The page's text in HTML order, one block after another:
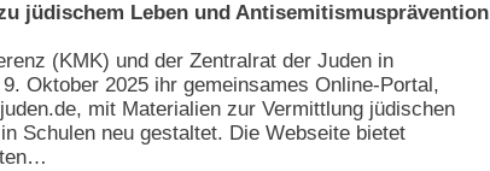
jüdischem Leben und Antisemitismusprävention
(KMK) und der Zentralrat der Juden in
Oktober 2025 ihr gemeinsames Online-Portal,
mit Materialien zur Vermittlung jüdischen
Schulen neu gestaltet. Die Webseite bietet